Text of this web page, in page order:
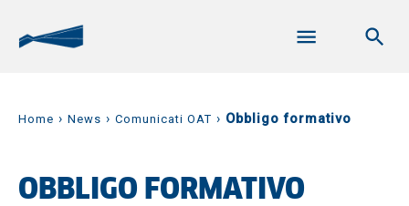
Home › News › Comunicati OAT › Obbligo formativo
OBBLIGO FORMATIVO